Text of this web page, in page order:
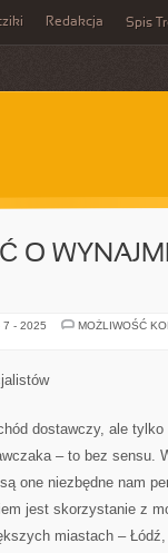
Redakcja Spis
O
7 - 2025
MOŻLIWOŚĆ
dostawczy, ale tylko
– to bez sensu.
one niezbędne nam
jest skorzystanie z
miastach –